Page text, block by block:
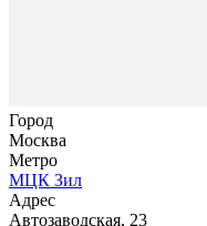
Город
Москва
Метро
МЦК Зил
Адрес
Автозаводская, 23